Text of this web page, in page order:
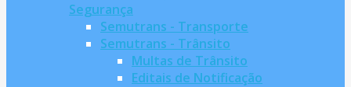
Segurança
Semutrans - Transporte
Semutrans - Trânsito
Multas de Trânsito
Editais de Notificação